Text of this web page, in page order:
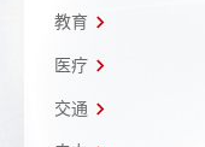
教育
医疗
交通